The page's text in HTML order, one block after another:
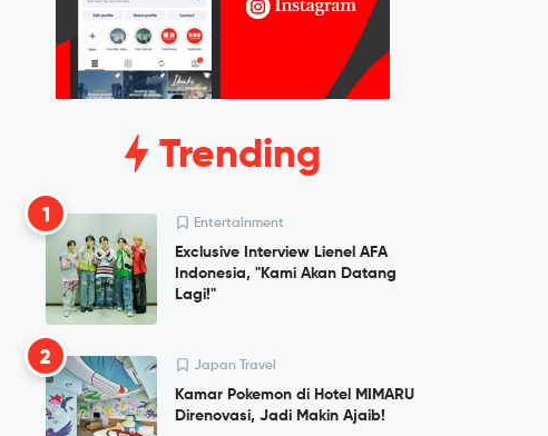
Trending
1 Entertainment
Exclusive Interview Lienel AFA
Indonesia, "Kami Akan Datang
Lagi!"
2 Japan Travel
Kamar Pokemon di Hotel MIMARU
Direnovasi, Jadi Makin Ajaib!